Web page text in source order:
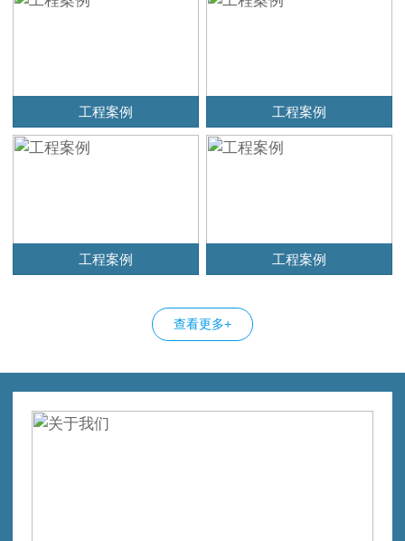
工程案例 工程案例
工程案例 工程案例
查看更多+